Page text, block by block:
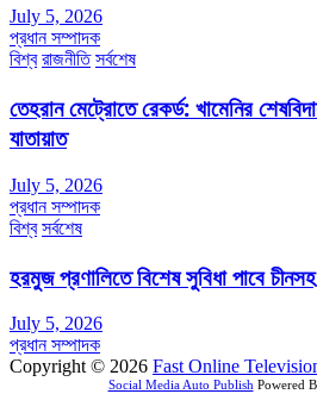
July 5, 2026
প্রধান সম্পাদক
বিশ্ব রাজনীতি সর্বশেষ
তেহরান মেট্রোতে রেকর্ড: খামেনির
যাতায়াত
July 5, 2026
প্রধান সম্পাদক
বিশ্ব সর্বশেষ
হরমুজ প্রণালিতে বিশেষ সুবিধা পাবে
July 5, 2026
প্রধান সম্পাদক
Copyright © 2026 Fast Online
Social Media Auto Publish Powered